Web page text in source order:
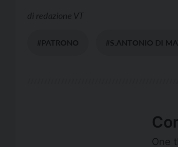
di redazione VT
#PATRONO #S.ANTONIO DI
One